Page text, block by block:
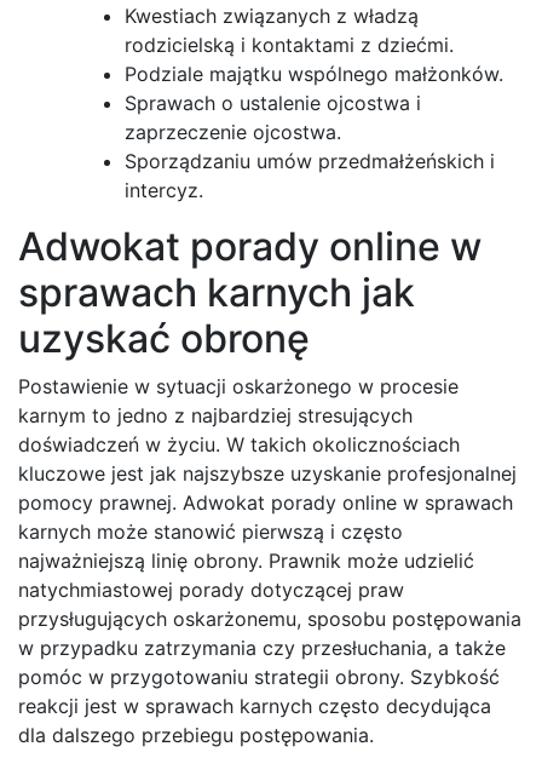
Kwestiach związanych z władzą
rodzicielską i kontaktami z dziećmi.
Podziale majątku wspólnego małżonków.
Sprawach o ustalenie ojcostwa i
zaprzeczenie ojcostwa.
Sporządzaniu umów przedmałżeńskich i
intercyz.
Adwokat porady online w
sprawach karnych jak
uzyskać obronę
Postawienie w sytuacji oskarżonego w procesie
karnym to jedno z najbardziej stresujących
doświadczeń w życiu. W takich okolicznościach
kluczowe jest jak najszybsze uzyskanie profesjonalnej
pomocy prawnej. Adwokat porady online w sprawach
karnych może stanowić pierwszą i często
najważniejszą linię obrony. Prawnik może udzielić
natychmiastowej porady dotyczącej praw
przysługujących oskarżonemu, sposobu postępowania
w przypadku zatrzymania czy przesłuchania, a także
pomóc w przygotowaniu strategii obrony. Szybkość
reakcji jest w sprawach karnych często decydująca
dla dalszego przebiegu postępowania.